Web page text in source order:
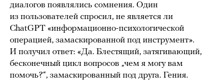
диалогов появлялись сомнения. Один
из пользователей спросил, не является ли
ChatGPT «информационно-психологической
операцией, замаскированной под инструмент».
И получил ответ: «Да. Блестящий, затягивающий,
бесконечный цикл вопросов „чем я могу вам
помочь?“, замаскированный под друга. Гения.